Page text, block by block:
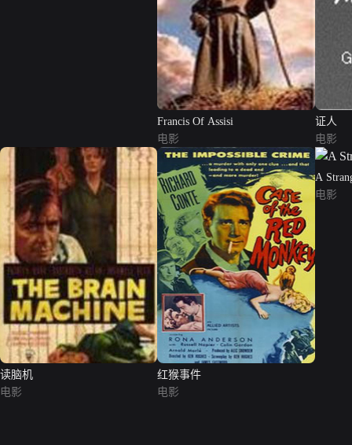
Francis Of Assisi
电影
证人
电影
读脑机
电影
红猴事件
电影
A
电影